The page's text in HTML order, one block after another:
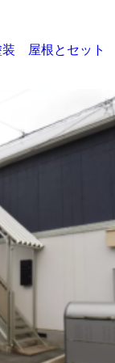
装 屋根とセット